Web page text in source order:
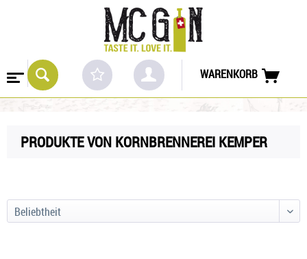
WARENKORB
PRODUKTE VON KORNBRENNEREI KEMPER